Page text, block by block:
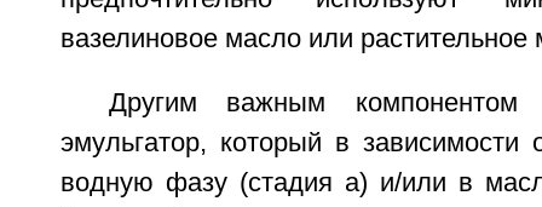
вазелиновое масло или растительное
Другим важным компонентом
эмульгатор, который в зависимости
водную фазу (стадия a) и/или в